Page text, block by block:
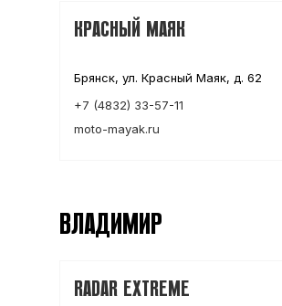
КРАСНЫЙ МАЯК
Брянск, ул. Красный Маяк, д. 62
+7 (4832) 33-57-11
moto-mayak.ru
ВЛАДИМИР
RADAR EXTREME